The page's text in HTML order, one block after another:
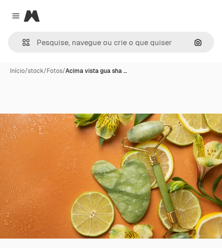
Close menu
Magnific
Início/stock/Fotos/Acima vista gua sha …